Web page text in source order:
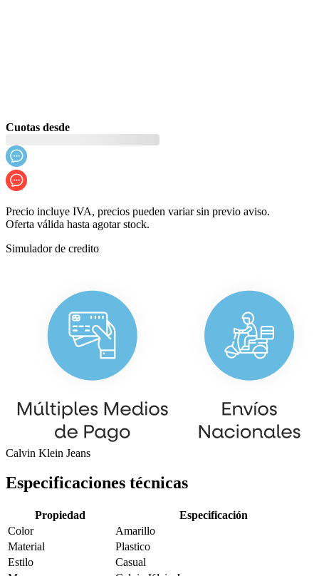
Cuotas desde
Precio incluye IVA, precios pueden variar sin previo aviso.
Oferta válida hasta agotar stock.
Simulador de credito
Calvin Klein Jeans
Especificaciones técnicas
Propiedad
Especificación
Color
Amarillo
Material
Plastico
Estilo
Casual